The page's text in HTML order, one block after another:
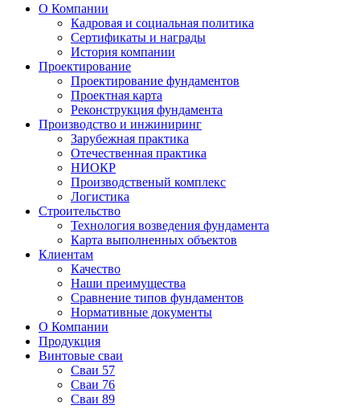
О Компании
Кадровая и социальная политика
Сертификаты и награды
История компании
Проектирование
Проектирование фундаментов
Проектная карта
Реконструкция фундамента
Производство и инжиниринг
Зарубежная практика
Отечественная практика
НИОКР
Производственый комплекс
Логистика
Строительство
Технология возведения фундамента
Карта выполненных объектов
Клиентам
Качество
Наши преимущества
Сравнение типов фундаментов
Нормативные документы
О Компании
Продукция
Винтовые сваи
Сваи 57
Сваи 76
Сваи 89